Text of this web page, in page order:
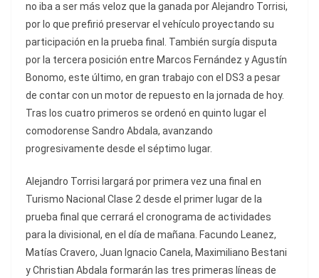
no iba a ser más veloz que la ganada por Alejandro Torrisi,
por lo que prefirió preservar el vehículo proyectando su
participación en la prueba final. También surgía disputa
por la tercera posición entre Marcos Fernández y Agustín
Bonomo, este último, en gran trabajo con el DS3 a pesar
de contar con un motor de repuesto en la jornada de hoy.
Tras los cuatro primeros se ordenó en quinto lugar el
comodorense Sandro Abdala, avanzando
progresivamente desde el séptimo lugar.
Alejandro Torrisi largará por primera vez una final en
Turismo Nacional Clase 2 desde el primer lugar de la
prueba final que cerrará el cronograma de actividades
para la divisional, en el día de mañana. Facundo Leanez,
Matías Cravero, Juan Ignacio Canela, Maximiliano Bestani
y Christian Abdala formarán las tres primeras líneas de